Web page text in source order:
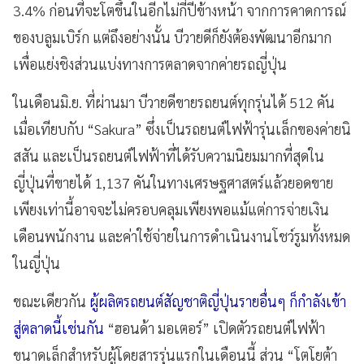
3.4% ก่อนที่จะโตขึ้นในอีกไม่กี่ปีข้างหน้า จากการคาดการณ์
ของบลูมเบิร์ก แต่ถึงอย่างนั้น บีวายดีก็ยังต้องพัฒนาอีกมาก
เพื่อแย่งชิงส่วนแบ่งทางการตลาดจากค่ายรถญี่ปุ่น
ในเดือนมิ.ย. ที่ผ่านมา บีวายดีขายรถยนต์ทุกรุ่นได้ 512 คัน
เมื่อเทียบกับ “Sakura” ซึ่งเป็นรถยนต์ไฟฟ้ารุ่นเล็กของค่ายนิ
สสัน และเป็นรถยนต์ไฟฟ้าที่ได้รับความนิยมมากที่สุดใน
ญี่ปุ่นที่ขายได้ 1,137 คันในทางเศรษฐศาสตร์แล้วยอดขาย
เพียงเท่านี้อาจจะไม่ครอบคลุมเพียงพอแม้แต่การจ่ายเงิน
เดือนพนักงาน และค่าใช้จ่ายในการดำเนินงานโชว์รูมทั้งหมด
ในญี่ปุ่น
ขณะเดียวกัน ผู้ผลิตรถยนต์สัญชาติญี่ปุ่นรายอื่นๆ ก็กำลังเข้า
สู่ตลาดนี้เช่นกัน “ฮอนด้า มอเตอร์” เปิดตัวรถยนต์ไฟฟ้า
ขนาดเล็กสำหรับผู้โดยสารรุ่นแรกในเดือนนี้ ส่วน “โตโยต้า